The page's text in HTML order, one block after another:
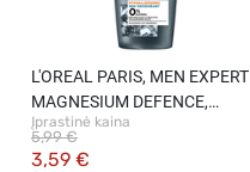
L'OREAL PARIS, MEN EXPERT
MAGNESIUM DEFENCE,
hipoalerginis rutulinis
antiperspirantas, 50 ml
Įprastinė kaina
3,59 €
5,99 €